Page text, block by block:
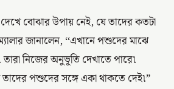
বোঝার উপায় নেই, যে তাদের কতটা
জানালেন, ‘‘এখানে পশুদের মাঝে
নিজের অনুভূতি দেখাতে পারে৷
পশুদের সঙ্গে একা থাকতে দেই৷”